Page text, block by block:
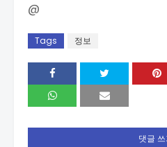
@
Tags 정보
댓글 쓰